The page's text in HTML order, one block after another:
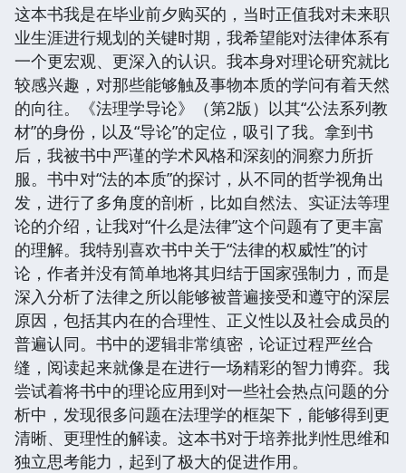
这本书我是在毕业前夕购买的，当时正值我对未来职
业生涯进行规划的关键时期，我希望能对法律体系有
一个更宏观、更深入的认识。我本身对理论研究就比
较感兴趣，对那些能够触及事物本质的学问有着天然
的向往。《法理学导论》（第2版）以其“公法系列教
材”的身份，以及“导论”的定位，吸引了我。拿到书
后，我被书中严谨的学术风格和深刻的洞察力所折
服。书中对“法的本质”的探讨，从不同的哲学视角出
发，进行了多角度的剖析，比如自然法、实证法等理
论的介绍，让我对“什么是法律”这个问题有了更丰富
的理解。我特别喜欢书中关于“法律的权威性”的讨
论，作者并没有简单地将其归结于国家强制力，而是
深入分析了法律之所以能够被普遍接受和遵守的深层
原因，包括其内在的合理性、正义性以及社会成员的
普遍认同。书中的逻辑非常缜密，论证过程严丝合
缝，阅读起来就像是在进行一场精彩的智力博弈。我
尝试着将书中的理论应用到对一些社会热点问题的分
析中，发现很多问题在法理学的框架下，能够得到更
清晰、更理性的解读。这本书对于培养批判性思维和
独立思考能力，起到了极大的促进作用。